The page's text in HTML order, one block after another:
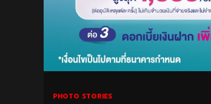
PHOTO STORIES